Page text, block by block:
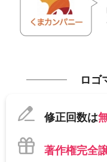
ロゴ
修正回数は
著作権完全